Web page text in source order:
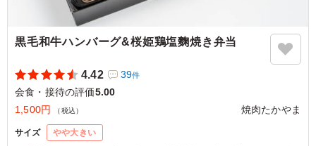
ご利用シーン：会食・接待
黒毛和牛ハンバーグ&桜姫鶏塩麴焼き弁当
4.42 39件
会食・接待の評価5.00
1,500円
（税込） 焼肉たかやま
サイズ やや大きい